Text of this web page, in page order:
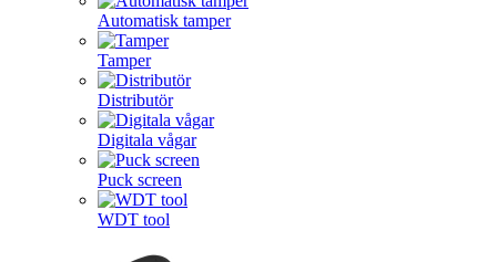
Automatisk tamper
Tamper
Distributör
Digitala vågar
Puck screen
WDT tool